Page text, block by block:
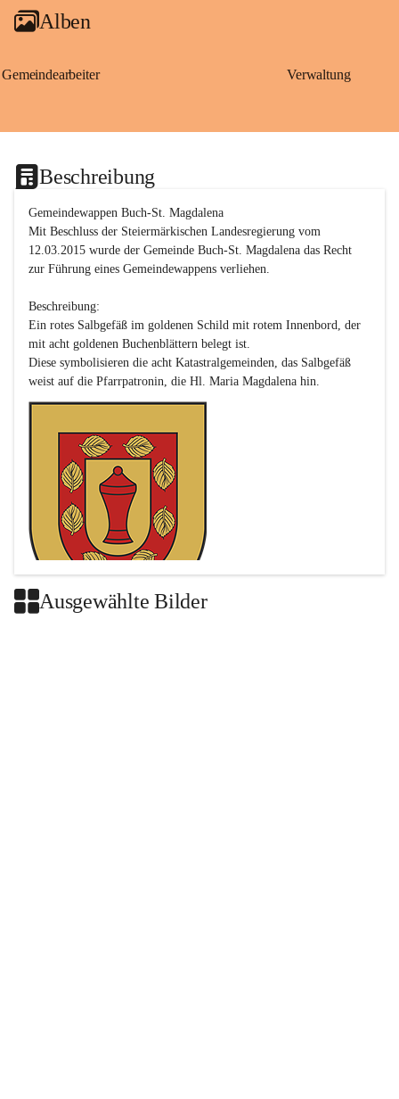
Alben
Gemeindearbeiter Verwaltung
Beschreibung
Gemeindewappen Buch-St. Magdalena
Mit Beschluss der Steiermärkischen Landesregierung vom
12.03.2015 wurde der Gemeinde Buch-St. Magdalena das Recht
zur Führung eines Gemeindewappens verliehen.
Beschreibung:
Ein rotes Salbgefäß im goldenen Schild mit rotem Innenbord, der
mit acht goldenen Buchenblättern belegt ist.
Diese symbolisieren die acht Katastralgemeinden, das Salbgefäß
Ausgewählte Bilder